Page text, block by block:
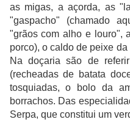
as migas, a açorda, as
"gaspacho" (chamado
"grãos com alho e louro",
porco), o caldo de peixe
Na doçaria são de
(recheadas de batata
tosquiadas, o bolo da
borrachos. Das
Serpa, que constitui um